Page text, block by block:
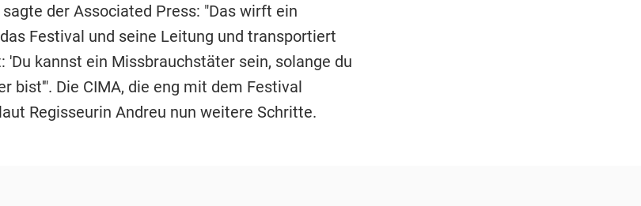
der Associated Press: "Das wirft ein
Festival und seine Leitung und transportiert
'Du kannst ein Missbrauchstäter sein, solange du
bist'". Die CIMA, die eng mit dem Festival
Regisseurin Andreu nun weitere Schritte.